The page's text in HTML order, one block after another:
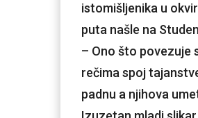
istomišljenika u
puta našle na
– Ono što povezuje
rečima spoj
padnu a njihova